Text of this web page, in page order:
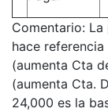
Comentario:
hace
(aumenta Cta
(aumenta Cta.
24,000 es la